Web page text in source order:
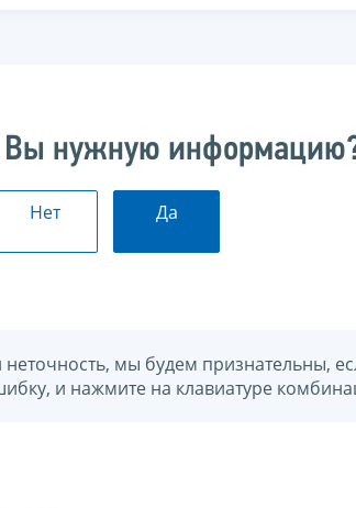
нужную
Нет Да
неточность, мы будем признательны,
и нажмите на клавиатуре